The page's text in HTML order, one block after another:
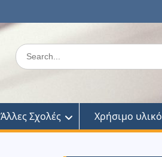
Search
for:
Άλλες Σχολές Χρήσιμο υλικό